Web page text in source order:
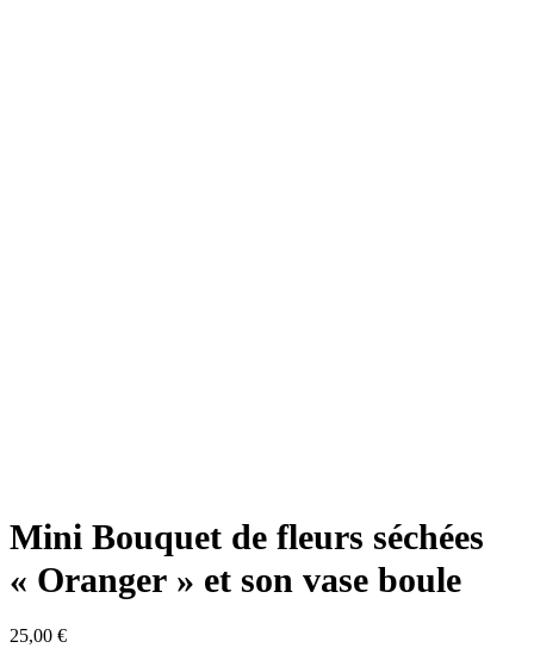
Mini Bouquet de fleurs séchées
« Oranger » et son vase boule
25,00 €